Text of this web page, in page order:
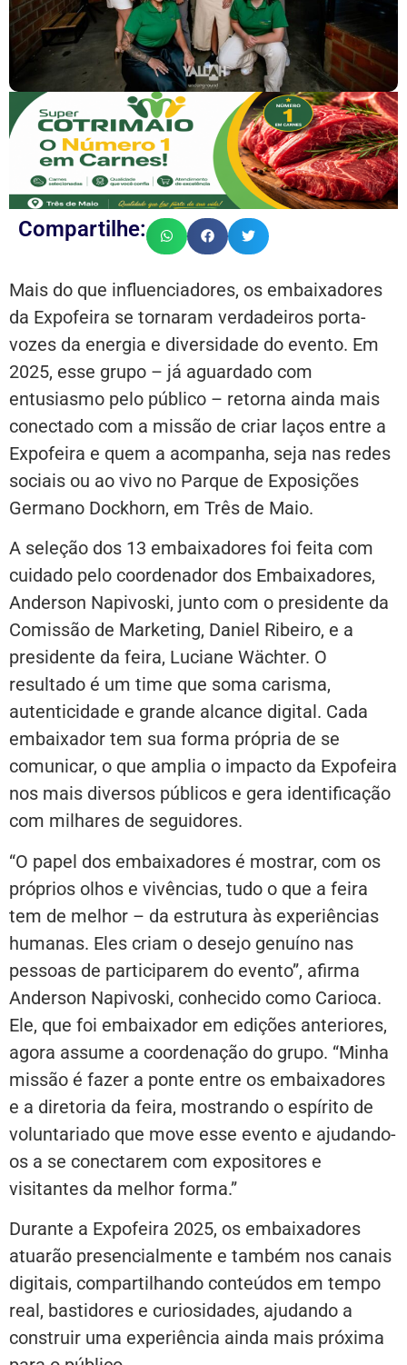
Compartilhe:
Mais do que influenciadores, os embaixadores
da Expofeira se tornaram verdadeiros porta-
vozes da energia e diversidade do evento. Em
2025, esse grupo – já aguardado com
entusiasmo pelo público – retorna ainda mais
conectado com a missão de criar laços entre a
Expofeira e quem a acompanha, seja nas redes
sociais ou ao vivo no Parque de Exposições
Germano Dockhorn, em Três de Maio.
A seleção dos 13 embaixadores foi feita com
cuidado pelo coordenador dos Embaixadores,
Anderson Napivoski, junto com o presidente da
Comissão de Marketing, Daniel Ribeiro, e a
presidente da feira, Luciane Wächter. O
resultado é um time que soma carisma,
autenticidade e grande alcance digital. Cada
embaixador tem sua forma própria de se
comunicar, o que amplia o impacto da Expofeira
nos mais diversos públicos e gera identificação
com milhares de seguidores.
“O papel dos embaixadores é mostrar, com os
próprios olhos e vivências, tudo o que a feira
tem de melhor – da estrutura às experiências
humanas. Eles criam o desejo genuíno nas
pessoas de participarem do evento”, afirma
Anderson Napivoski, conhecido como Carioca.
Ele, que foi embaixador em edições anteriores,
agora assume a coordenação do grupo. “Minha
missão é fazer a ponte entre os embaixadores
e a diretoria da feira, mostrando o espírito de
voluntariado que move esse evento e ajudando-
os a se conectarem com expositores e
visitantes da melhor forma.”
Durante a Expofeira 2025, os embaixadores
atuarão presencialmente e também nos canais
digitais, compartilhando conteúdos em tempo
real, bastidores e curiosidades, ajudando a
construir uma experiência ainda mais próxima